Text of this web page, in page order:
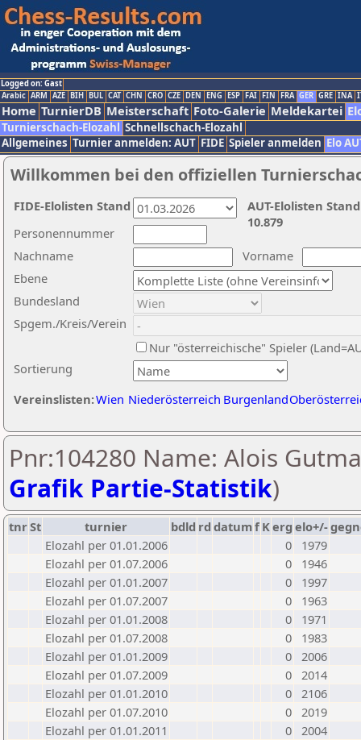
Logged on: Gast
Arabic ARM AZE BIH BUL CAT CHN CRO CZE DEN ENG ESP FAI FIN FRA GER GRE INA
Home TurnierDB Meisterschaft Foto-Galerie Meldekartei
Turnierschach-Elozahl Schnellschach-Elozahl
Allgemeines Turnier anmelden: AUT FIDE Spieler anmelden Elo
Willkommen bei den offiziellen
Nachname
Vorname
Ebene
Sortierung
Personennummer
Bundesland
Spgem./Kreis/Verein
Nur "österreichische" Spieler
Vereinslisten:Wien Niederösterreich Burgenland
AUT-Elolisten
10.879
FIDE-Elolisten Stand
Pnr:104280 Name: Alois
Grafik Partie-Statistik)
tnrSt turnier bdld rd datumf Kerg elo+/-
Elozahl per 01.01.2006
0
1979
Elozahl per 01.07.2006
0
1946
Elozahl per 01.01.2007
0
1997
Elozahl per 01.07.2007
0
1963
Elozahl per 01.01.2008
0
1971
Elozahl per 01.07.2008
0
1983
Elozahl per 01.01.2009
0 2006
Elozahl per 01.07.2009
0 2014
Elozahl per 01.01.2010
0 2106
Elozahl per 01.07.2010
0 2019
Elozahl per 01.01.2011
0 2004